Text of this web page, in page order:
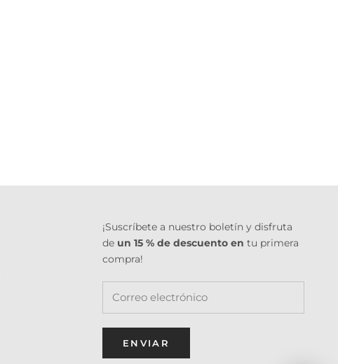
¡Suscríbete a nuestro boletín y disfruta
de un 15 % de descuento en tu primera
compra!
ENVIAR